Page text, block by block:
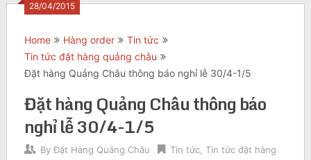
28/04/2015
Home Hàng order
Tin tức
Tin tức đặt hàng quảng châu
Đặt hàng Quảng Châu thông báo nghỉ lễ 30/4-1/5
Đặt hàng Quảng Châu thông báo
nghỉ lễ 30/4-1/5
By Đặt Hàng Quảng Châu Tin tức, Tin tức đặt hàng